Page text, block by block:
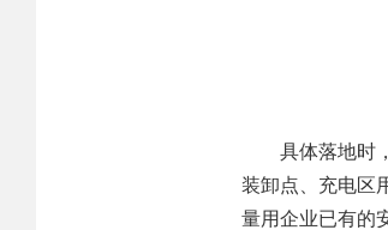
具体落地时
装卸点、充电区
量用企业已有的